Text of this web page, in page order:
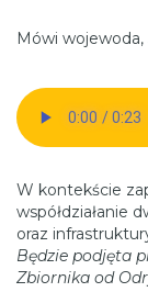
Mówi wojewoda,
W kontekście
współdziałanie
oraz
Będzie podjęta
Zbiornika od